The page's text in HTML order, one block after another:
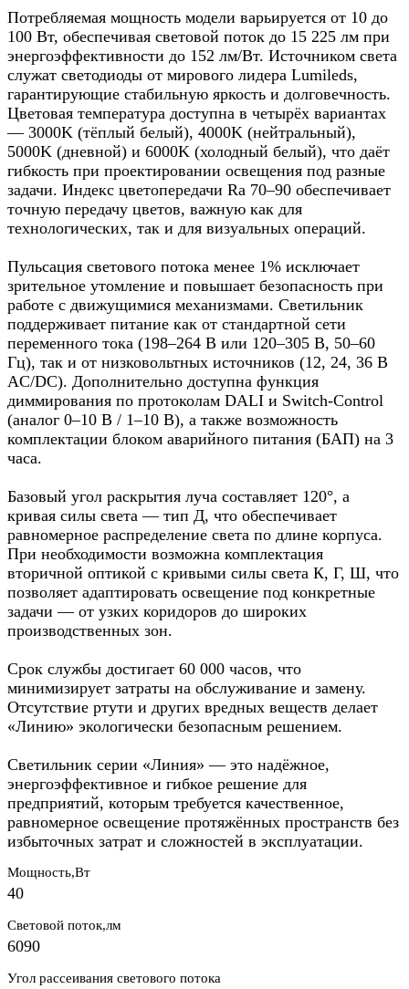
Потребляемая мощность модели варьируется от 10 до
100 Вт, обеспечивая световой поток до 15 225 лм при
энергоэффективности до 152 лм/Вт. Источником света
служат светодиоды от мирового лидера Lumileds,
гарантирующие стабильную яркость и долговечность.
Цветовая температура доступна в четырёх вариантах
— 3000K (тёплый белый), 4000K (нейтральный),
5000K (дневной) и 6000K (холодный белый), что даёт
гибкость при проектировании освещения под разные
задачи. Индекс цветопередачи Ra 70–90 обеспечивает
точную передачу цветов, важную как для
технологических, так и для визуальных операций.
Пульсация светового потока менее 1% исключает
зрительное утомление и повышает безопасность при
работе с движущимися механизмами. Светильник
поддерживает питание как от стандартной сети
переменного тока (198–264 В или 120–305 В, 50–60
Гц), так и от низковольтных источников (12, 24, 36 В
AC/DC). Дополнительно доступна функция
диммирования по протоколам DALI и Switch-Control
(аналог 0–10 В / 1–10 В), а также возможность
комплектации блоком аварийного питания (БАП) на 3
часа.
Базовый угол раскрытия луча составляет 120°, а
кривая силы света — тип Д, что обеспечивает
равномерное распределение света по длине корпуса.
При необходимости возможна комплектация
вторичной оптикой с кривыми силы света К, Г, Ш, что
позволяет адаптировать освещение под конкретные
задачи — от узких коридоров до широких
производственных зон.
Срок службы достигает 60 000 часов, что
минимизирует затраты на обслуживание и замену.
Отсутствие ртути и других вредных веществ делает
«Линию» экологически безопасным решением.
Светильник серии «Линия» — это надёжное,
энергоэффективное и гибкое решение для
предприятий, которым требуется качественное,
равномерное освещение протяжённых пространств без
избыточных затрат и сложностей в эксплуатации.
Мощность,Вт
40
Световой поток,лм
6090
Угол рассеивания светового потока